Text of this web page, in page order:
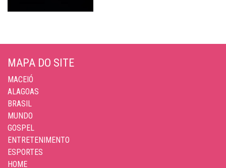
MAPA DO SITE
MACEIÓ
ALAGOAS
BRASIL
MUNDO
GOSPEL
ENTRETENIMENTO
ESPORTES
HOME